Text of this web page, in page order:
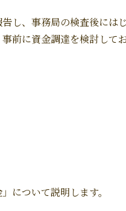
し、事務局の検査後に
前に資金調達を検討して
について説明します。